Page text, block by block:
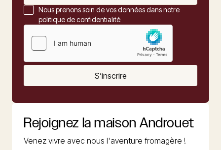
Nous prenons soin de vos données dans notre
politique de confidentialité
S’inscrire
Rejoignez la maison Androuet
Venez vivre avec nous l'aventure fromagère !